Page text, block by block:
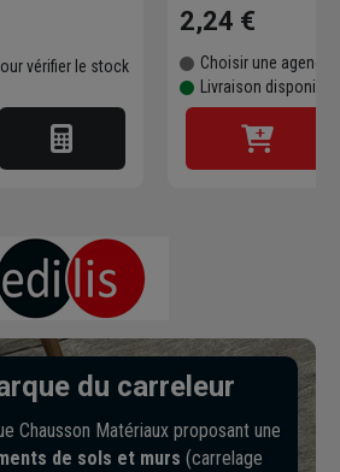
vérifier le stock
2,24 €
Choisir une agence
Livraison disponible
du carreleur
Chausson Matériaux proposant une
de sols et murs (carrelage